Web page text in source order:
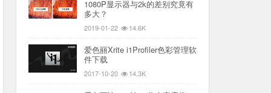
1080P显示器与2k的差别究竟有
多大？
2019-01-22 14.6K
爱色丽Xrite i1Profiler色彩管理软
件下载
2017-10-20 14.3K